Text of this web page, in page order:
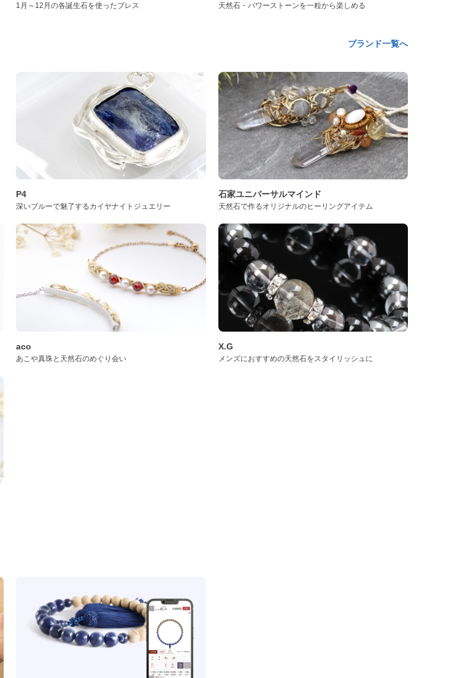
1月～12月の各誕生石を使ったブレス 天然石・パワーストーンを一粒から楽しめる
ブランド一覧へ
P4
深いブルーで魅了するカイヤナイトジュエリー
石家ユニバーサルマインド
天然石で作るオリジナルのヒーリングアイテム
aco
あこや真珠と天然石のめぐり会い
X.G
メンズにおすすめの天然石をスタイリッシュに